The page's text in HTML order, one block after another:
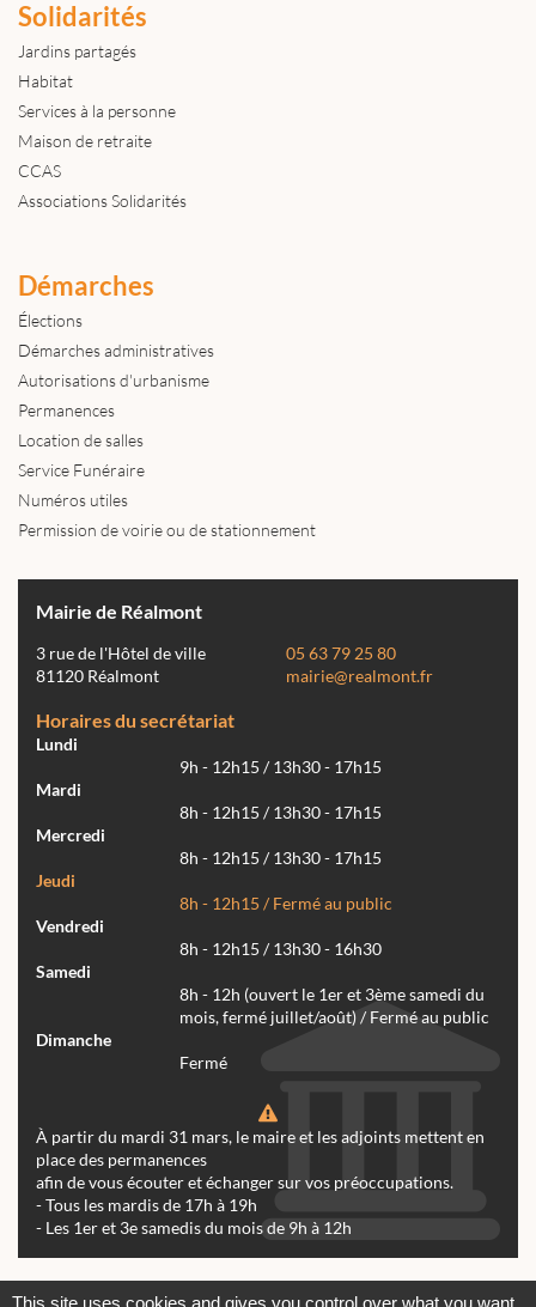
Solidarités
Jardins partagés
Habitat
Services à la personne
Maison de retraite
CCAS
Associations Solidarités
Démarches
Élections
Démarches administratives
Autorisations d'urbanisme
Permanences
Location de salles
Service Funéraire
Numéros utiles
Permission de voirie ou de stationnement
Mairie de Réalmont
3 rue de l'Hôtel de ville
81120 Réalmont
05 63 79 25 80
mairie@realmont.fr
Horaires du secrétariat
Lundi
9h - 12h15 / 13h30 - 17h15
Mardi
8h - 12h15 / 13h30 - 17h15
Mercredi
8h - 12h15 / 13h30 - 17h15
Jeudi
8h - 12h15 / Fermé au public
Vendredi
8h - 12h15 / 13h30 - 16h30
Samedi
8h - 12h (ouvert le 1er et 3ème samedi du
mois, fermé juillet/août) / Fermé au public
Dimanche
Fermé
À partir du mardi 31 mars, le maire et les adjoints mettent en
place des permanences
afin de vous écouter et échanger sur vos préoccupations.
- Tous les mardis de 17h à 19h
- Les 1er et 3e samedis du mois de 9h à 12h
This site uses cookies and gives you control over what you want